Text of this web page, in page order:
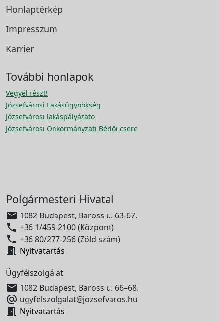
Honlaptérkép
Impresszum
Karrier
További honlapok
Vegyél részt!
Józsefvárosi Lakásügynökség
Józsefvárosi lakáspályázato
Józsefvárosi Önkormányzati Bérlői csere
Polgármesteri Hivatal
 1082 Budapest, Baross u. 63-67.
 +36 1/459-2100 (Központ)
 +36 80/277-256 (Zöld szám)
 Nyitvatartás
Ügyfélszolgálat
 1082 Budapest, Baross u. 66–68.
 ugyfelszolgalat@jozsefvaros.hu
 Nyitvatartás